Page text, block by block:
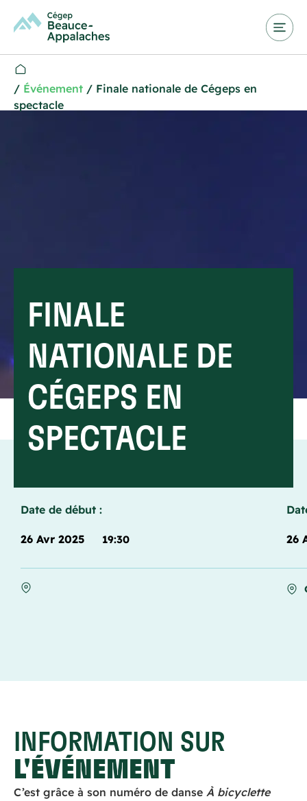
/ Événement / Finale nationale de Cégeps en
spectacle
FINALE
NATIONALE DE
CÉGEPS EN
SPECTACLE
Date de début :
26 Avr 2025 19:30 26
INFORMATION SUR
L'ÉVÉNEMENT
C’est grâce à son numéro de danse À bicyclette